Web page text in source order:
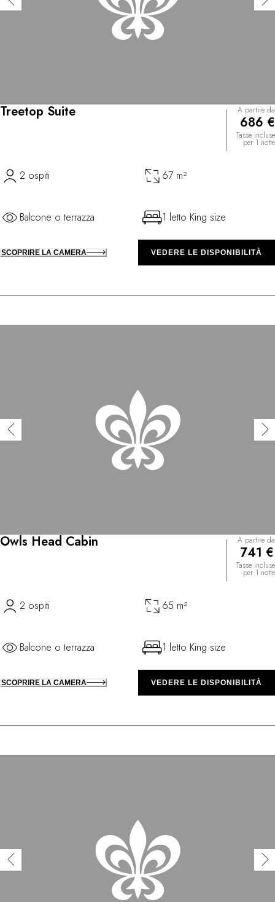
Treetop Suite A partire da
686 €
Tasse incluse
per 1 notte
2 ospiti 67 m²
Balcone o terrazza 1 letto King size
SCOPRIRE LA CAMERA VEDERE LE DISPONIBILITÀ
Owls Head Cabin A partire da
741 €
Tasse incluse
per 1 notte
2 ospiti 65 m²
Balcone o terrazza 1 letto King size
SCOPRIRE LA CAMERA VEDERE LE DISPONIBILITÀ